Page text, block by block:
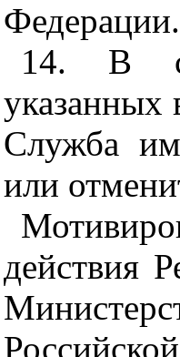
Федерации.
14. В
указанных
Служба
или
действия